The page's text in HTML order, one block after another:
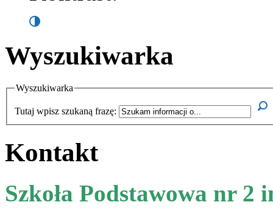
Wyszukiwarka
Wyszukiwarka
Tutaj wpisz szukaną frazę:
Kontakt
Szkoła Podstawowa nr